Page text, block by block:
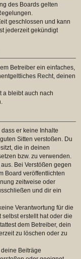
des Boards gelten
geschlossen und kann
jederzeit gekündigt
Betreiber ein einfaches,
Recht, deinen
a bleibt auch nach
er keine Inhalte
Sitten verstoßen. Du
die in deinen
bzw. zu verwenden.
Bei Verstößen gegen
Board veröffentlichten
zeitweise oder
und dir ein
Verantwortung für die
selbst erstellt hat oder die
dem Betreiber, dein
zu löschen oder zu
Beiträge